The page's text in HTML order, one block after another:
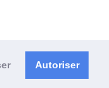
Autoriser